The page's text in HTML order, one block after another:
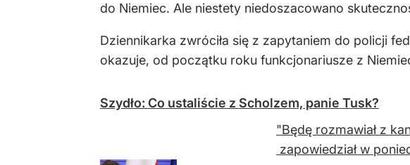
do Niemiec. Ale niestety niedoszacowano
Dziennikarka zwróciła się z zapytaniem do policji
okazuje, od początku roku funkcjonariusze z
Szydło: Co ustaliście z Scholzem, panie Tusk?
"Będę rozmawiał z
zapowiedział w